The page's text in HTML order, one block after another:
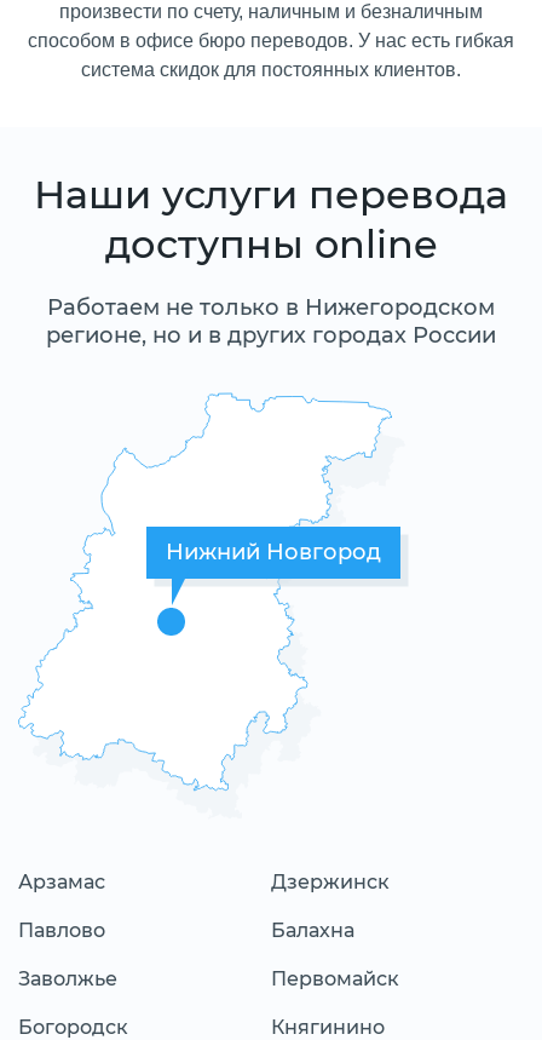
произвести по счету, наличным и безналичным
способом в офисе бюро переводов. У нас есть гибкая
система скидок для постоянных клиентов.
Наши услуги перевода
доступны online
Работаем не только в Нижегородском
регионе, но и в других городах России
Нижний Новгород
Арзамас Дзержинск
Павлово Балахна
Заволжье Первомайск
Богородск Княгинино